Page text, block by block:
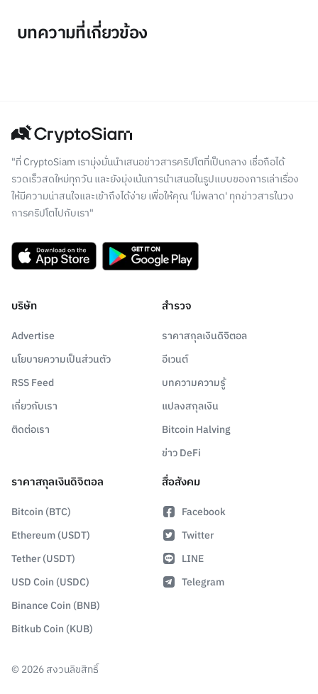
บทความที่เกี่ยวข้อง
"ที่ CryptoSiam เรามุ่งมั่นนำเสนอข่าวสารคริปโตที่เป็นกลาง เชื่อถือได้
รวดเร็วสดใหม่ทุกวัน และยังมุ่งเน้นการนำเสนอในรูปแบบของการเล่าเรื่อง
ให้มีความน่าสนใจและเข้าถึงได้ง่าย เพื่อให้คุณ 'ไม่พลาด' ทุกข่าวสารในวง
การคริปโตไปกับเรา"
บริษัท
Advertise
นโยบายความเป็นส่วนตัว
RSS Feed
เกี่ยวกับเรา
ติดต่อเรา
สำรวจ
ราคาสกุลเงินดิจิตอล
อีเวนต์
บทความความรู้
แปลงสกุลเงิน
Bitcoin Halving
ข่าว DeFi
ราคาสกุลเงินดิจิตอล
Bitcoin (BTC)
Ethereum (USDT)
Tether (USDT)
USD Coin (USDC)
Binance Coin (BNB)
Bitkub Coin (KUB)
สื่อสังคม
Facebook
Twitter
LINE
Telegram
© 2026สงวนลิขสิทธิ์